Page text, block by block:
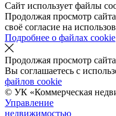
Сайт использует файлы
Продолжая просмотр
своё согласие на
Подробнее о файлах cookie
Продолжая просмотр
Вы соглашаетесь с
файлов cookie
© УК «Коммерческая
Управление
недвижимостью